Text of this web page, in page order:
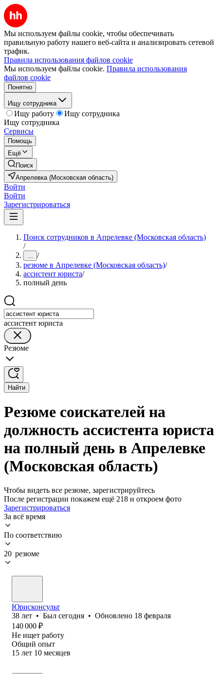
Мы используем файлы cookie, чтобы обеспечивать
правильную работу нашего веб-сайта и анализировать сетевой
трафик.
Правила использования файлов cookie
Мы используем файлы cookie. Правила использования
файлов cookie
Понятно
Ищу сотрудника
Ищу работу
Ищу сотрудника
Ищу сотрудника
Сервисы
Помощь
Ещё
Поиск
Апрелевка (Московская область)
Войти
Войти
Зарегистрироваться
Поиск сотрудников в Апрелевке (Московская область)
/
... /
резюме в Апрелевке (Московская область)/
ассистент юриста/
полный день
ассистент юриста
Резюме
Найти
Резюме соискателей на
должность ассистента юриста
на полный день в Апрелевке
(Московская область)
Чтобы видеть все резюме, зарегистрируйтесь
После регистрации покажем ещё 218 и откроем фото
Зарегистрироваться
За всё время
По соответствию
20 резюме
Юрисконсульт
38 лет • Был сегодня • Обновлено 18 февраля
140 000 ₽
Не ищет работу
Общий опыт
15 лет 10 месяцев